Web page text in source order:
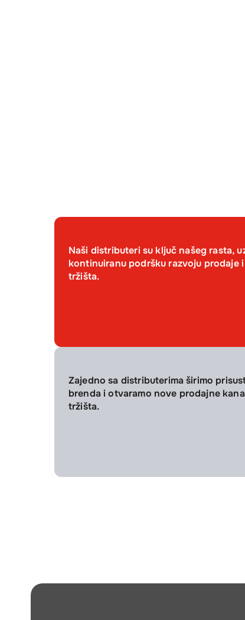
Naši distributeri su ključ našeg rasta,
kontinuiranu podršku razvoju prodaje i
tržišta.
Zajedno sa distributerima širimo
brenda i otvaramo nove prodajne
tržišta.